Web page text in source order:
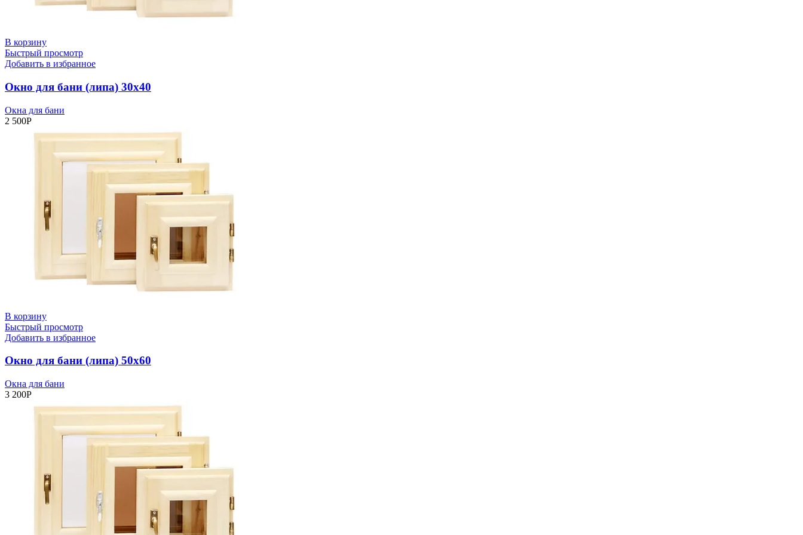
В корзину
Быстрый просмотр
Добавить в избранное
Окно для бани (липа) 30х40
Окна для бани
2 500Р
В корзину
Быстрый просмотр
Добавить в избранное
Окно для бани (липа) 50х60
Окна для бани
3 200Р